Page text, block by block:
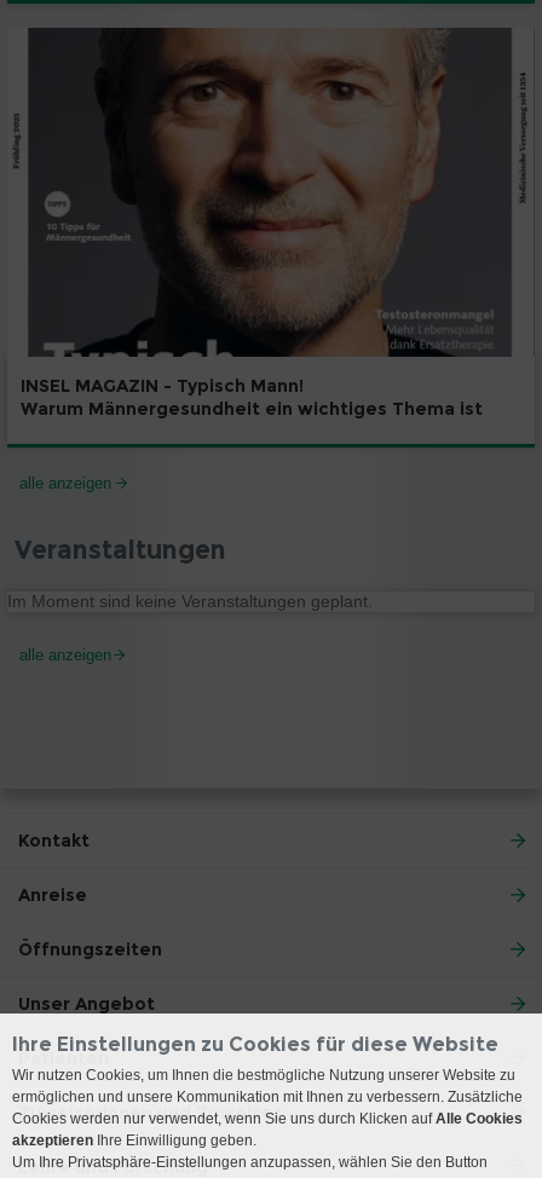
INSEL MAGAZIN - Typisch Mann!
Warum Männergesundheit ein wichtiges Thema ist
alle anzeigen
Veranstaltungen
Im Moment sind keine Veranstaltungen geplant.
alle anzeigen
Kontakt
Anreise
Öffnungszeiten
Unser Angebot
Zuweiserinnen und Zuweiser
Lehre und Forschung
Ihre Einstellungen zu Cookies für diese Website
Wir nutzen Cookies, um Ihnen die bestmögliche Nutzung unserer Website zu
ermöglichen und unsere Kommunikation mit Ihnen zu verbessern. Zusätzliche
Cookies werden nur verwendet, wenn Sie uns durch Klicken aufAlle Cookies
akzeptieren Ihre Einwilligung geben.
Um Ihre Privatsphäre-Einstellungen anzupassen, wählen Sie den Button